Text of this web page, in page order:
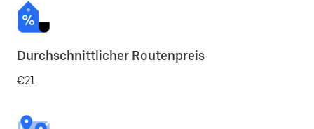
Durchschnittlicher Routenpreis
€21